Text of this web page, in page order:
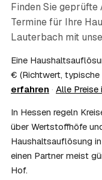
07 Ist die
steuerlich
Häufig ja: Im
Erbschaftsteuer
als
Rechnung als
08 Muss ich als
anwesend sein?
Nein, Sie müssen
Erben übergeben
lassen sich per
Finden Sie geprüfte
Termine für Ihre
Lauterbach mit
Eine
€ (Richtwert, typische
erfahren · Alle Preise
In Hessen regeln
über Wertstoffhöfe
Haushaltsauflösung
einen Partner meist
Hof.